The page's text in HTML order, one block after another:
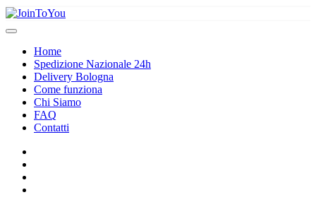
Home
Spedizione Nazionale 24h
Delivery Bologna
Come funziona
Chi Siamo
FAQ
Contatti